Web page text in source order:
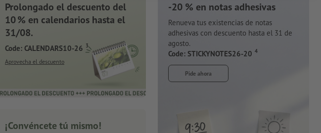
Prolongado el descuento del
10 % en calendarios hasta el
31/08.
Code: CALENDARS10-26 3
Aprovecha el descuento
¡Convéncete tú mismo!
-20 % en notas adhesivas
Renueva tus existencias de notas
adhesivas con descuento hasta el 31 de
agosto.
Code: STICKYNOTES26-20 4
Pide ahora